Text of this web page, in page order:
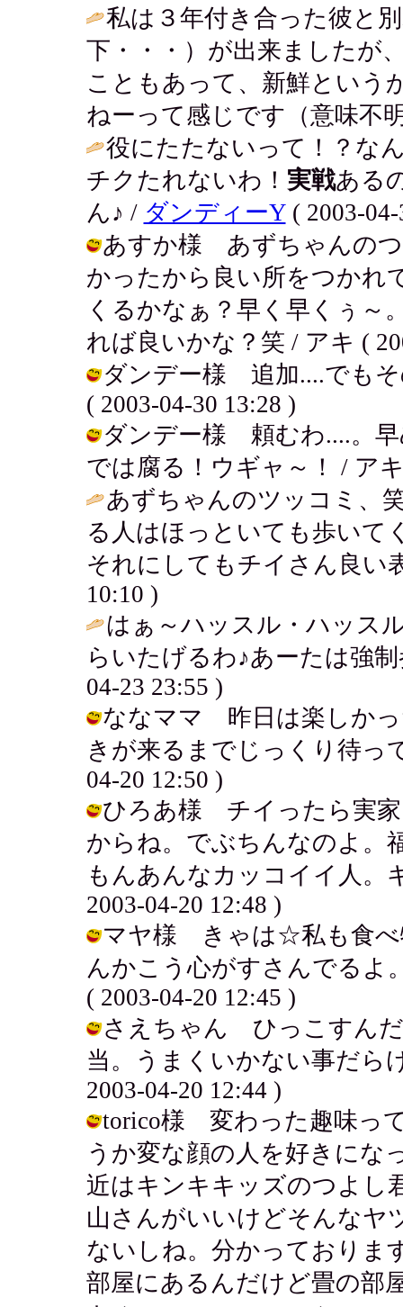
私は３年付き合った彼と
下・・・）が出来ましたが
こともあって、新鮮という
ねーって感じです（意味不
役にたたないって！？な
チクたれないわ！ 実戦ある
ん♪ / ダンディーY( 2003-04-
あすか様 あずちゃんの
かったから良い所をつかれ
くるかなぁ？早く早くぅ～
れば良いかな？笑 / アキ (
ダンデー様 追加....でもそ
( 2003-04-30 13:28 )
ダンデー様 頼むわ....。
では腐る！ウギャ～！ / ア
あずちゃんのツッコミ、
る人はほっといても歩いて
それにしてもチイさん良い
10:10 )
はぁ～ハッスル・ハッス
らいたげるわ♪あーたは強
04-23 23:55 )
ななママ 昨日は楽しかっ
きが来るまでじっくり待っ
04-20 12:50 )
ひろあ様 チイったら実家
からね。でぶちんなのよ。
もんあんなカッコイイ人。
2003-04-20 12:48 )
マヤ様 きゃは☆私も食べ
んかこう心がすさんでるよ
( 2003-04-20 12:45 )
さえちゃん ひっこすんだ
当。うまくいかない事だら
2003-04-20 12:44 )
torico様 変わった趣味っ
うか変な顔の人を好きにな
近はキンキキッズのつよし
山さんがいいけどそんなヤ
ないしね。分かっておりま
部屋にあるんだけど畳の部